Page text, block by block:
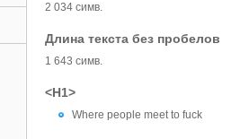
2 034 симв.
Длина текста без пробелов
1 643 симв.
<H1>
Where people meet to fuck